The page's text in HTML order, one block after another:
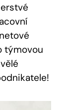
týmovou